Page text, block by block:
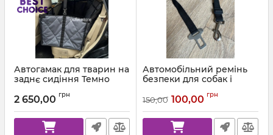
Автогамак для тварин на
заднє сидіння Темно
2 650,00 грн
Автомобільний ремінь
безпеки для собак і
повідець в пасок в авто
150,00 100,00 грн